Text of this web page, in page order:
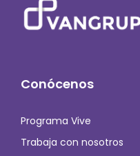
Conócenos
Programa Vive
Trabaja con nosotros